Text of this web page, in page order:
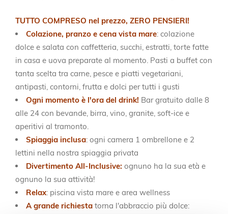
TUTTO COMPRESO nel prezzo, ZERO PENSIERI!
Colazione, pranzo e cena vista mare: colazione
dolce e salata con caffetteria, succhi, estratti, torte fatte
in casa e uova preparate al momento. Pasti a buffet con
tanta scelta tra carne, pesce e piatti vegetariani,
antipasti, contorni, frutta e dolci per tutti i gusti
Ogni momento è l'ora del drink! Bar gratuito dalle 8
alle 24 con bevande, birra, vino, granite, soft-ice e
aperitivi al tramonto.
Spiaggia inclusa: ogni camera 1 ombrellone e 2
lettini nella nostra spiaggia privata
Divertimento All-Inclusive:ognuno ha la sua età e
ognuno la sua attività!
Relax: piscina vista mare e area wellness
A grande richiesta torna l'abbraccio più dolce: